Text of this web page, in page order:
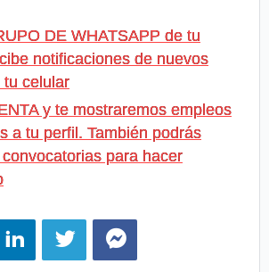
DE WHATSAPP de tu
notificaciones de nuevos
tu celular
y te mostraremos empleos
a tu perfil. También podrás
para hacer